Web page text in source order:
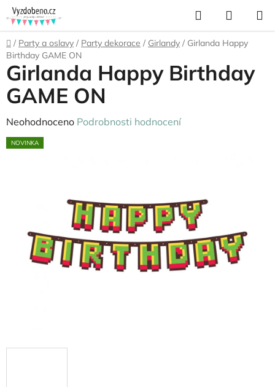
Přejít
na
obsah
Hledat
KOŠÍK
Domů
/ Party a oslavy / Party dekorace / Girlandy / Girlanda Happy
Birthday GAME ON
Girlanda Happy Birthday
GAME ON
Průměrné
hodnocení
hvězdiček.
Neohodnoceno Podrobnosti hodnocení
NOVINKA